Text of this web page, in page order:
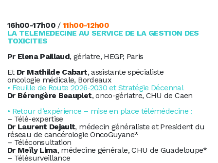
16h00-17h00/11h00-12h00
LA TELEMEDECINE AU SERVICE DE LA GESTION DES
TOXICITES
Pr Elena Paillaud, gériatre, HEGP, Paris
Et Dr Mathilde Cabart, assistante spécialiste
oncologie médicale, Bordeaux
• Feuille de Route 2026-2030 et Stratégie Décennal
Dr Bérengère Beauplet, onco-gériatre, CHU de Caen
• Retour d’expérience – mise en place télémédecine :
– Télé-expertise
Dr Laurent Dejault, médecin généraliste et President du
réseau de cancérologie OncoGuyane*
– Téléconsultation
Dr Meïly Lima, médecine générale, CHU de Guadeloupe*
– Télésurveillance